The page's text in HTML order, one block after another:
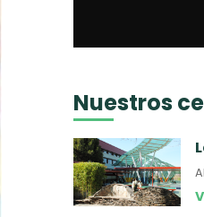
Nuestros